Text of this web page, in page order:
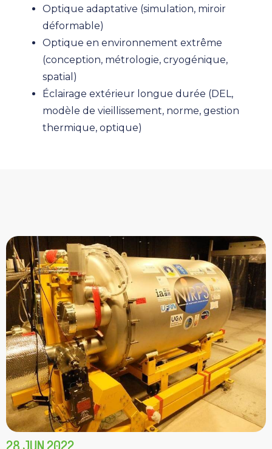
Optique adaptative (simulation, miroir
déformable)
Optique en environnement extrême
(conception, métrologie, cryogénique,
spatial)
Éclairage extérieur longue durée (DEL,
modèle de vieillissement, norme, gestion
thermique, optique)
28 JUN 2022